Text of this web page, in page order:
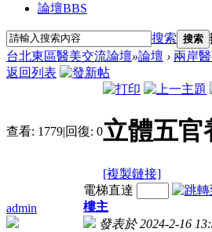
論壇BBS
搜索 搜索
台北東區醫美交流論壇»論壇 › 兩岸
返回列表
查看: 1779|回復: 0立體五官
[複製鏈接]
admin
電梯直達
樓主
發表於 2024-2-16